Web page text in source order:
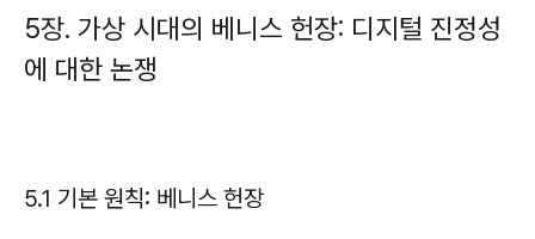
5장. 가상 시대의 베니스 헌장: 디지털 진정성
에 대한 논쟁
5.1 기본 원칙: 베니스 헌장